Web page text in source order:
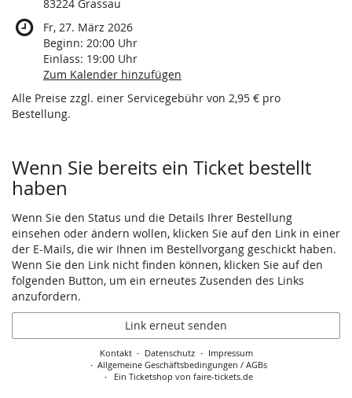
83224 Grassau
Fr, 27. März 2026
Beginn: 20:00 Uhr
Einlass: 19:00 Uhr
Zum Kalender hinzufügen
Alle Preise zzgl. einer Servicegebühr von 2,95 € pro
Bestellung.
Wenn Sie bereits ein Ticket bestellt
haben
Wenn Sie den Status und die Details Ihrer Bestellung
einsehen oder ändern wollen, klicken Sie auf den Link in einer
der E-Mails, die wir Ihnen im Bestellvorgang geschickt haben.
Wenn Sie den Link nicht finden können, klicken Sie auf den
folgenden Button, um ein erneutes Zusenden des Links
anzufordern.
Link erneut senden
Kontakt Datenschutz
Impressum
Allgemeine Geschäftsbedingungen / AGBs
Ein Ticketshop von faire-tickets.de